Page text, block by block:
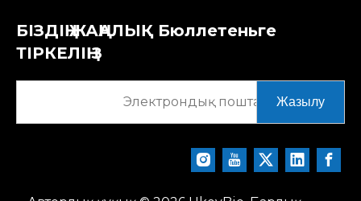
БІЗДІҢ ЖАҢАЛЫҚ Бюллетеньге
ТІРКЕЛІҢІЗ
Жазылу